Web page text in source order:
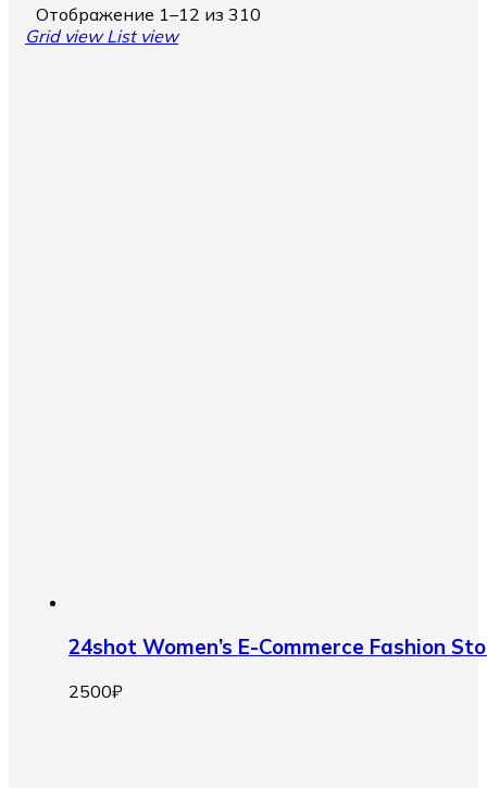
Отображение 1–12 из 310
Grid view List view
24shot Women’s E-Commerce Fashion
2500₽